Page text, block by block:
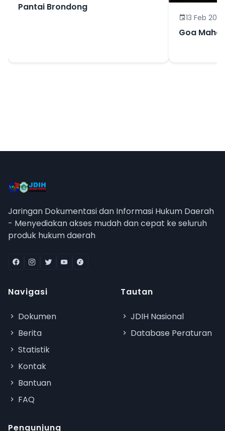
Pantai Brondong
13 Feb 2026
Goa
Jaringan Dokumentasi dan Informasi Hukum Daerah
- Menyediakan akses mudah dan cepat ke seluruh
produk hukum daerah
Navigasi
Dokumen
Berita
Statistik
Kontak
Bantuan
FAQ
Tautan
JDIH Nasional
Database Peraturan
Pengunjung